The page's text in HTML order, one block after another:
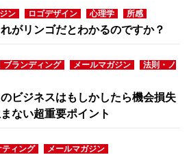
ン ロゴデザイン 心理学 所感
がリンゴだとわかるのですか？
ブランディング メールマガジン
法則・ノ
のビジネスはもしかしたら機会損失
ない超重要ポイント
ティング メールマガジン